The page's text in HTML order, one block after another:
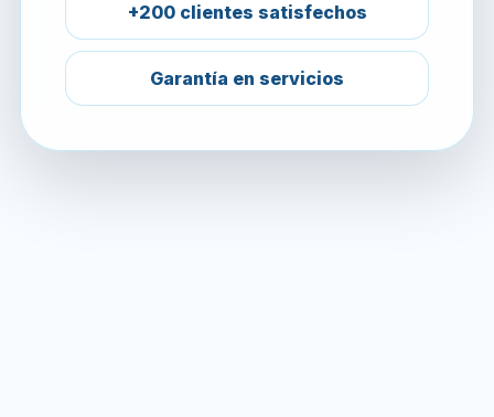
+200 clientes satisfechos
Garantía en servicios